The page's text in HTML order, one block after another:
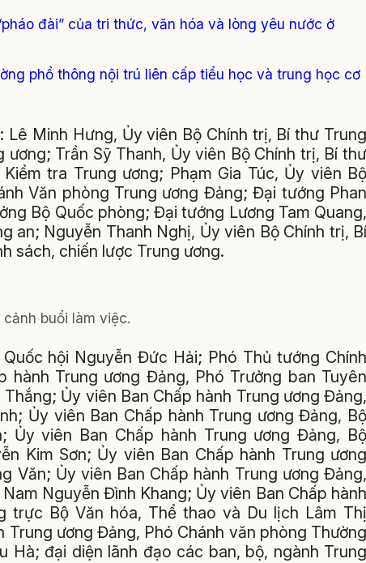
đài” của tri thức, văn hóa và lòng yêu nước ở
phổ thông nội trú liên cấp tiểu học và trung học cơ
Minh Hưng, Ủy viên Bộ Chính trị, Bí thư Trung
Trần Sỹ Thanh, Ủy viên Bộ Chính trị, Bí thư
tra Trung ương; Phạm Gia Túc, Ủy viên Bộ
Văn phòng Trung ương Đảng; Đại tướng Phan
Bộ Quốc phòng; Đại tướng Lương Tam Quang,
an; Nguyễn Thanh Nghị, Ủy viên Bộ Chính trị, Bí
sách, chiến lược Trung ương.
cảnh buổi làm việc.
hội Nguyễn Đức Hải; Phó Thủ tướng Chính
hành Trung ương Đảng, Phó Trưởng ban Tuyên
Ủy viên Ban Chấp hành Trung ương Đảng,
Ủy viên Ban Chấp hành Trung ương Đảng, Bộ
Ủy viên Ban Chấp hành Trung ương Đảng, Bộ
Kim Sơn; Ủy viên Ban Chấp hành Trung ương
Văn; Ủy viên Ban Chấp hành Trung ương Đảng,
Nguyễn Đình Khang; Ủy viên Ban Chấp hành
trực Bộ Văn hóa, Thể thao và Du lịch Lâm Thị
Trung ương Đảng, Phó Chánh văn phòng Thường
đại diện lãnh đạo các ban, bộ, ngành Trung